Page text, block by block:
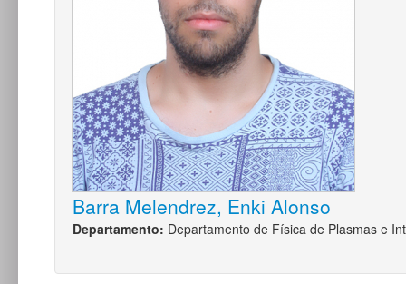
Barra Melendrez, Enki Alonso
Departamento: Departamento de Física de Plasmas e